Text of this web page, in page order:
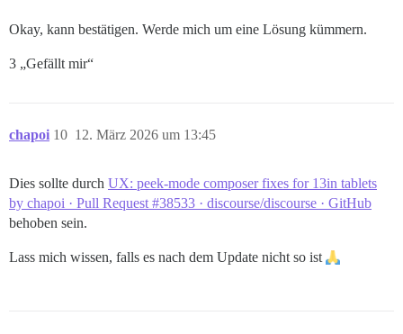
Okay, kann bestätigen. Werde mich um eine Lösung kümmern.
3 „Gefällt mir“
chapoi 12. März 2026 um 13:45
10
Dies sollte durch UX: peek-mode composer fixes for 13in tablets
by chapoi · Pull Request #38533 · discourse/discourse · GitHub
behoben sein.
Lass mich wissen, falls es nach dem Update nicht so ist